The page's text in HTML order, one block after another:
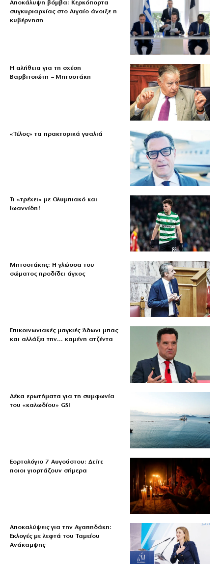
Αποκάλυψη βόμβα: Κερκόπορτα
συγκυριαρχίας στο Αιγαίο άνοιξε η
κυβέρνηση
Η αλήθεια για τη σχέση
Βαρβιτσιώτη – Μητσοτάκη
«Τέλος» τα πρακτορικά γυαλιά
Τι «τρέχει» με Ολυμπιακό και
Ιωαννίδη!
Μητσοτάκης: Η γλώσσα του
σώματος προδίδει άγχος
Επικοινωνιακές μαγκιές Άδωνι μπας
και αλλάξει την… καμένη ατζέντα
Δέκα ερωτήματα για τη συμφωνία
του «καλωδίου» GSI
Εορτολόγιο 7 Αυγούστου: Δείτε
ποιοι γιορτάζουν σήμερα
Αποκαλύψεις για την Αγαπηδάκη:
Εκλογές με λεφτά του Ταμείου
Ανάκαμψης